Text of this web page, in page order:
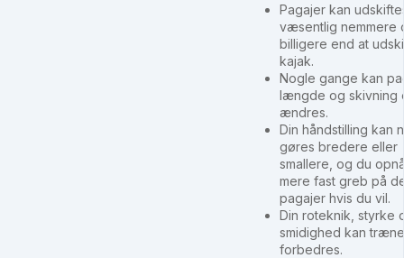
Pagajer kan
væsentlig nemmere
billigere end at
kajak.
Nogle gange kan
længde og skivning
ændres.
Din håndstilling kan
gøres bredere eller
smallere, og du
mere fast greb på
pagajer hvis du vil.
Din roteknik, styrke
smidighed kan
forbedres.